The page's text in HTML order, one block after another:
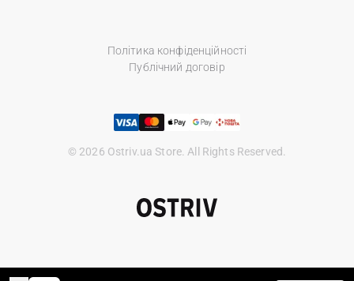
Політика конфіденційності
Публічний договір
© 2026 Ostriv.ua Store. All Rights Reserved.